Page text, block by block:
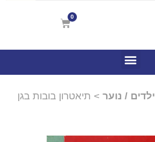
ילדים / נוער > תיאטרון בובות בגן